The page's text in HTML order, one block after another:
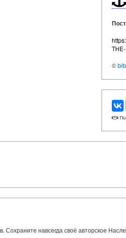
©
Сохраните навсегда своё авторское